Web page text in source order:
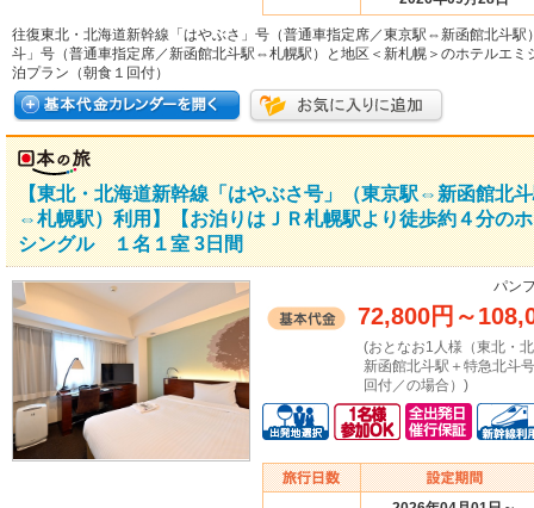
往復東北・北海道新幹線「はやぶさ」号（普通車指定席／東京駅⇔新函館北斗駅
斗」号（普通車指定席／新函館北斗駅⇔札幌駅）と地区＜新札幌＞のホテルエミ
泊プラン（朝食１回付）
【東北・北海道新幹線「はやぶさ号」（東京駅⇔新函館北
⇔札幌駅）利用】【お泊りはＪＲ札幌駅より徒歩約４分の
シングル １名１室 3日間
パン
72,800円 ～
(おとなお1人様（東北・
新函館北斗駅＋特急北斗
回付／の場合）)